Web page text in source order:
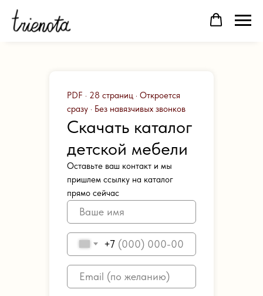
PDF · 28 страниц · Откроется
сразу · Без навязчивых звонков
Скачать каталог
детской мебели
Оставьте ваш контакт и мы
пришлем ссылку на каталог
прямо сейчас
+7